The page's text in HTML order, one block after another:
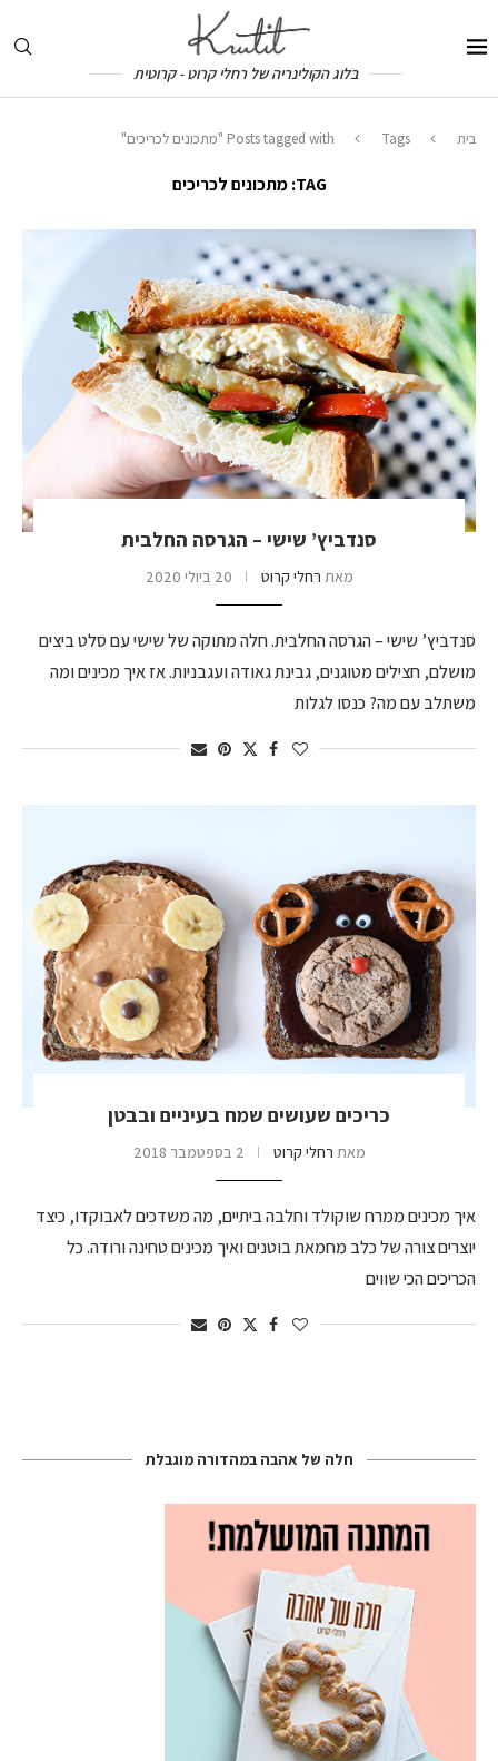
בלוג הקולינריה של רחלי קרוט - קרוטית
בית Tags Posts tagged with "מתכונים לכריכים"
TAG: מתכונים לכריכים
סנדביץ’ שישי – הגרסה החלבית
מאת רחלי קרוט 20 ביולי 2020
סנדביץ’ שישי – הגרסה החלבית. חלה מתוקה של שישי עם סלט ביצים
מושלם, חצילים מטוגנים, גבינת גאודה ועגבניות. אז איך מכינים ומה
משתלב עם מה? כנסו לגלות
כריכים שעושים שמח בעיניים ובבטן
מאת רחלי קרוט 2 בספטמבר 2018
איך מכינים ממרח שוקולד וחלבה ביתיים, מה משדכים לאבוקדו, כיצד
יוצרים צורה של כלב מחמאת בוטנים ואיך מכינים טחינה ורודה. כל
הכריכים הכי שווים
חלה של אהבה במהדורה מוגבלת